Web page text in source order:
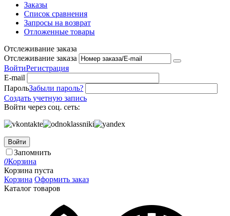
Заказы
Список сравнения
Запросы на возврат
Отложенные товары
Отслеживание заказа
Отслеживание заказа
ВойтиРегистрация
E-mail
ПарольЗабыли пароль?
Создать учетную запись
Войти через соц. сеть:
Войти
Запомнить
0Корзина
Корзина пуста
Корзина Оформить заказ
Каталог товаров